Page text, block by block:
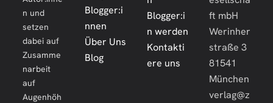
n und
setzen
dabei auf
Zusamme
narbeit
auf
Augenhöh
Blogger:i
nnen
Über Uns
Blog
Blogger:i
n werden
Kontakti
ere uns
ft mbH
Werinher
straße 3
81541
München
verlag@z